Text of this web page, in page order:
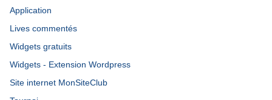
Application
Lives commentés
Widgets gratuits
Widgets - Extension Wordpress
Site internet MonSiteClub